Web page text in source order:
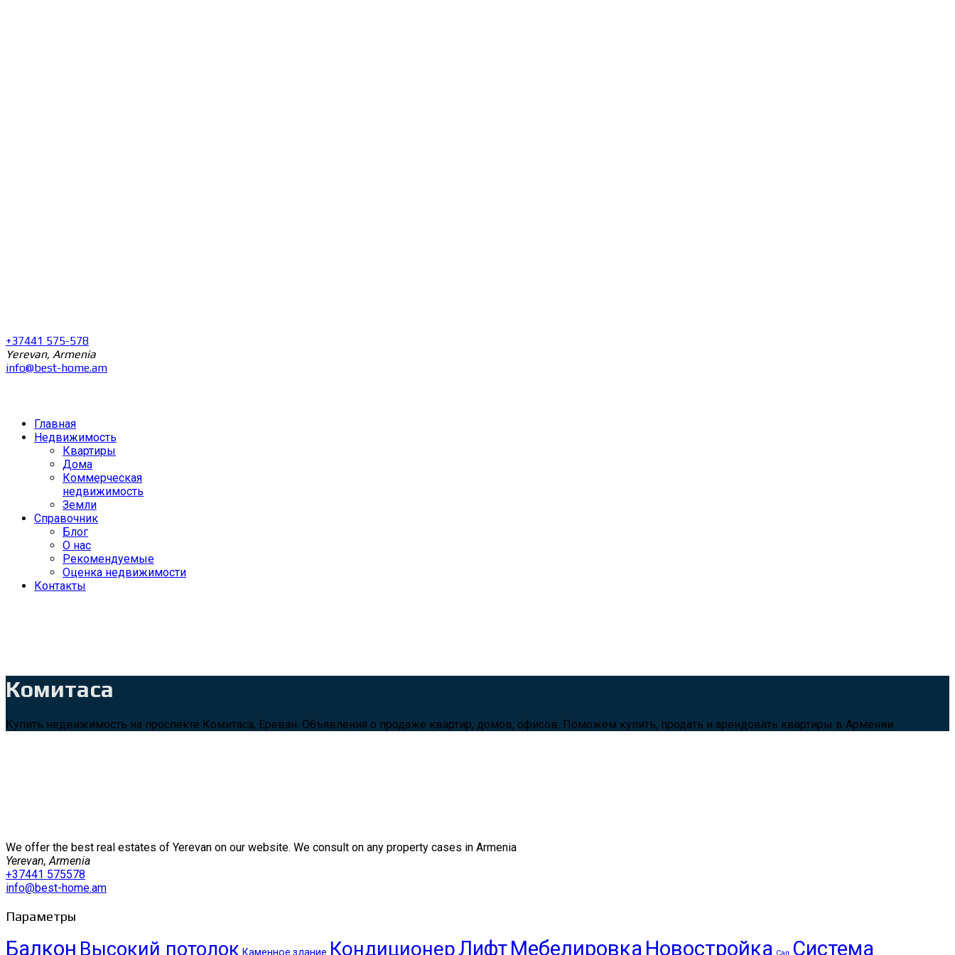
+37441 575-578
Yerevan, Armenia
info@best-home.am
Главная
Недвижимость
Квартиры
Дома
Коммерческая
недвижимость
Земли
Справочник
Блог
О нас
Рекомендуемые
Оценка недвижимости
Контакты
Комитаса
Купить недвижимость на проспекте Комитаса, Ереван. Объявления о продаже квартир, домов, офисов. Поможем купить, продать и арендовать квартиры в Армении.
We offer the best real estates of Yerevan on our website. We consult on any property cases in Armenia
Yerevan, Armenia
+37441 575578
info@best-home.am
Параметры
Балкон Высокий потолок Каменное здание КондиционерЛифтМебелировка Новостройка Система